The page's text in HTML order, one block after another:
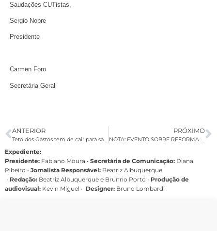
Saudações CUTistas,
Sergio Nobre
Presidente
Carmen Foro
Secretária Geral
ANTERIOR
Teto dos Gastos tem de cair para salvar economia da crise provocada pelo coronavírus
PRÓXIMO
NOTA: EVENTO SOBRE REFORMA SINDICAL ADIADO EM RAZÃO DA PANDEMIA DO CORONAVÍRUS
Expediente:
Presidente: Fabiano Moura • Secretária de Comunicação: Diana
Ribeiro • Jornalista Responsável: Beatriz Albuquerque
• Redação: Beatriz Albuquerque e Brunno Porto • Produção de
audiovisual: Kevin Miguel • Designer: Bruno Lombardi